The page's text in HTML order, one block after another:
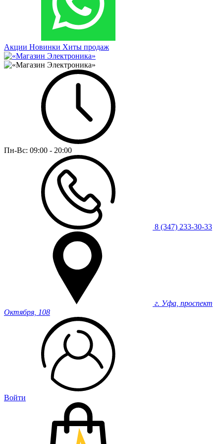
Акции Новинки Хиты продаж
Пн-Вс: 09:00 - 20:00
8 (347) 233-30-33
г. Уфа, проспект
Октября, 108
Войти